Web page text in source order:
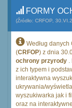
FORMY
(Źródło: CRFOP,
Według
(CRFOP) z dnia
ochrony przyrody .
z ich typem i
interaktywna
ukrywania/
wyszukiwarka jak i
oraz na